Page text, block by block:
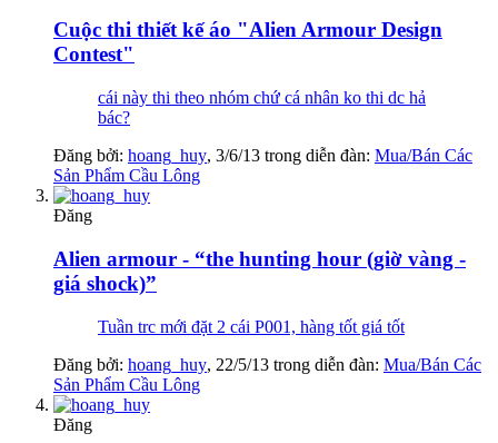
Cuộc thi thiết kế áo "Alien Armour Design
Contest"
cái này thi theo nhóm chứ cá nhân ko thi dc hả
bác?
Đăng bởi: hoang_huy, 3/6/13 trong diễn đàn: Mua/Bán Các
Sản Phẩm Cầu Lông
Đăng
Alien armour - “the hunting hour (giờ vàng -
giá shock)”
Tuần trc mới đặt 2 cái P001, hàng tốt giá tốt
Đăng bởi: hoang_huy, 22/5/13 trong diễn đàn: Mua/Bán Các
Sản Phẩm Cầu Lông
Đăng